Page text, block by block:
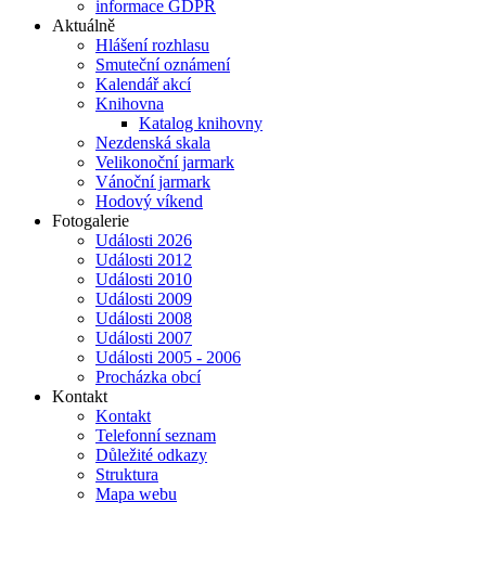
informace GDPR
Aktuálně
Hlášení rozhlasu
Smuteční oznámení
Kalendář akcí
Knihovna
Katalog knihovny
Nezdenská skala
Velikonoční jarmark
Vánoční jarmark
Hodový víkend
Fotogalerie
Události 2026
Události 2012
Události 2010
Události 2009
Události 2008
Události 2007
Události 2005 - 2006
Procházka obcí
Kontakt
Kontakt
Telefonní seznam
Důležité odkazy
Struktura
Mapa webu